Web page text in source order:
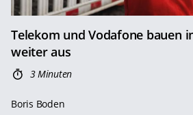
Telekom und Vodafone bauen
weiter aus
3 Minuten
Boris Boden